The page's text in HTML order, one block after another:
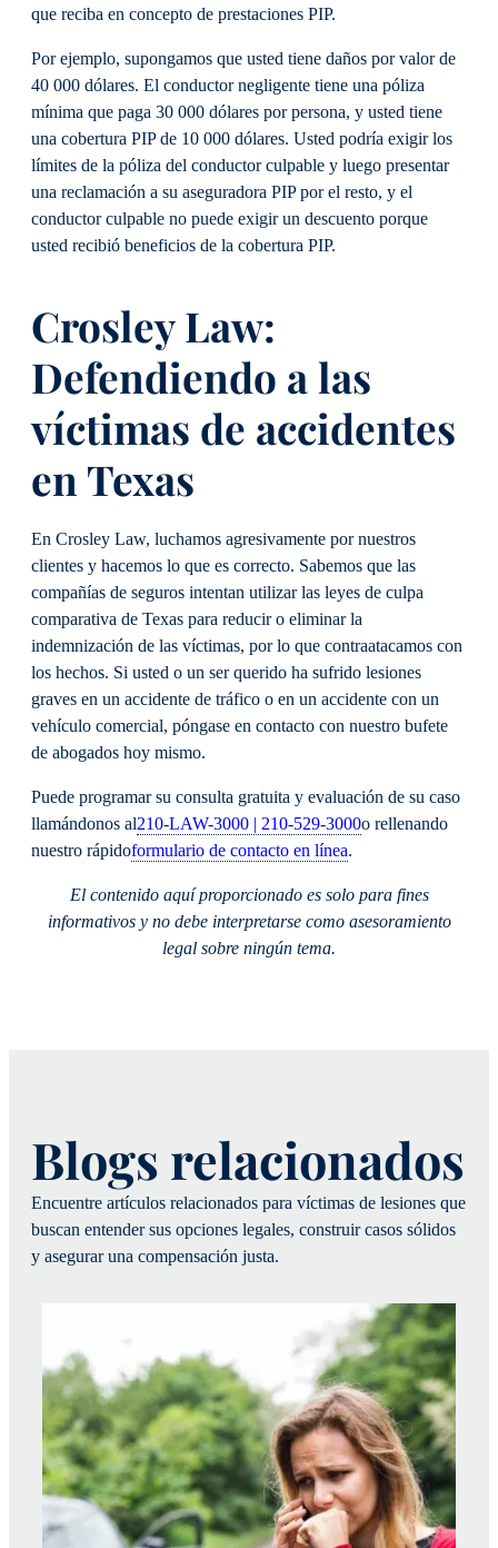
que reciba en concepto de prestaciones PIP.
Por ejemplo, supongamos que usted tiene daños por valor de
40 000 dólares. El conductor negligente tiene una póliza
mínima que paga 30 000 dólares por persona, y usted tiene
una cobertura PIP de 10 000 dólares. Usted podría exigir los
límites de la póliza del conductor culpable y luego presentar
una reclamación a su aseguradora PIP por el resto, y el
conductor culpable no puede exigir un descuento porque
usted recibió beneficios de la cobertura PIP.
Crosley Law:
Defendiendo a las
víctimas de accidentes
en Texas
En Crosley Law, luchamos agresivamente por nuestros
clientes y hacemos lo que es correcto. Sabemos que las
compañías de seguros intentan utilizar las leyes de culpa
comparativa de Texas para reducir o eliminar la
indemnización de las víctimas, por lo que contraatacamos con
los hechos. Si usted o un ser querido ha sufrido lesiones
graves en un accidente de tráfico o en un accidente con un
vehículo comercial, póngase en contacto con nuestro bufete
de abogados hoy mismo.
Puede programar su consulta gratuita y evaluación de su caso
llamándonos al210-LAW-3000 | 210-529-3000o rellenando
nuestro rápidoformulario de contacto en línea.
El contenido aquí proporcionado es solo para fines
informativos y no debe interpretarse como asesoramiento
legal sobre ningún tema.
Blogs relacionados
Encuentre artículos relacionados para víctimas de lesiones que
buscan entender sus opciones legales, construir casos sólidos
y asegurar una compensación justa.